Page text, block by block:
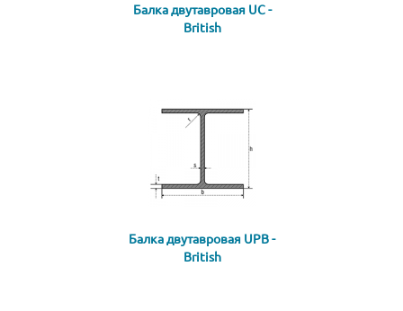
Балка двутавровая UC -
British
Балка двутавровая UPB -
British